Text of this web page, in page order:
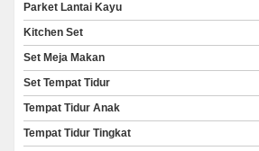
Parket Lantai Kayu
Kitchen Set
Set Meja Makan
Set Tempat Tidur
Tempat Tidur Anak
Tempat Tidur Tingkat